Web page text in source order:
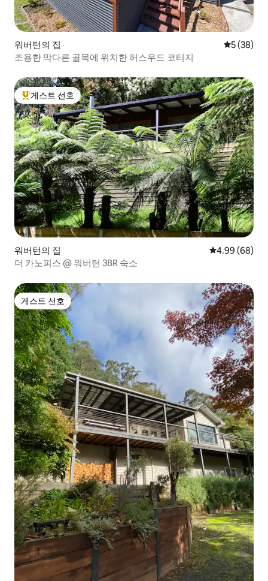
워버턴의 집 평점 5점(5
5 (38)
조용한 막다른 골목에 위치한 허스우드 코티지
상위 게스트 선호
게스트 선호
워버턴의 집 평점 4.99점(5
4.99 (68)
더 카노피스 @ 워버턴 3BR 숙소
게스트 선호
게스트 선호